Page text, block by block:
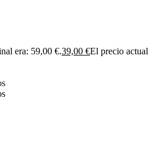
era: 59,00 €.39,00 €El precio actual